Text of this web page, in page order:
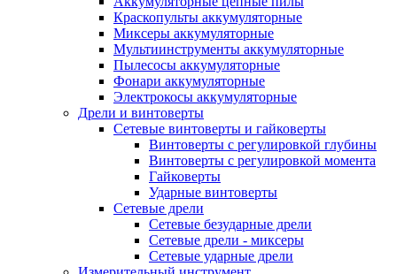
Краскопульты аккумуляторные
Миксеры аккумуляторные
Мультиинструменты аккумуляторные
Пылесосы аккумуляторные
Фонари аккумуляторные
Электрокосы аккумуляторные
Дрели и винтоверты
Сетевые винтоверты и гайковерты
Винтоверты с регулировкой глубины
Винтоверты с регулировкой момента
Гайковерты
Ударные винтоверты
Сетевые дрели
Сетевые безударные дрели
Сетевые дрели - миксеры
Сетевые ударные дрели